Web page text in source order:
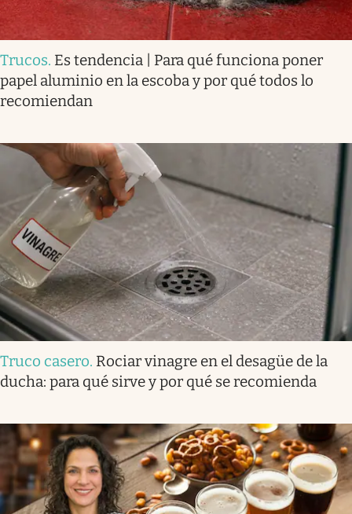
Trucos. Es tendencia | Para qué funciona poner
papel aluminio en la escoba y por qué todos lo
recomiendan
Truco casero. Rociar vinagre en el desagüe de la
ducha: para qué sirve y por qué se recomienda